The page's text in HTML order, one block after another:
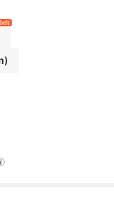
usage quotidien et